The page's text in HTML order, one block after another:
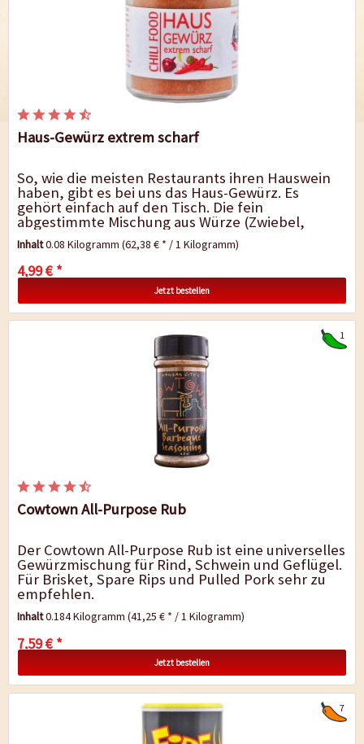
Haus-Gewürz extrem scharf
So, wie die meisten Restaurants ihren Hauswein
haben, gibt es bei uns das Haus-Gewürz. Es
gehört einfach auf den Tisch. Die fein
abgestimmte Mischung aus Würze (Zwiebel,
Knoblauch, Paprika, Oregano) und ordentlicher...
Inhalt0.08 Kilogramm(62,38 € * / 1 Kilogramm)
4,99 € *
Jetzt bestellen
1
Cowtown All-Purpose Rub
Der Cowtown All-Purpose Rub ist eine universelles
Gewürzmischung für Rind, Schwein und Geflügel.
Für Brisket, Spare Rips und Pulled Pork sehr zu
empfehlen.
Inhalt0.184 Kilogramm(41,25 € * / 1 Kilogramm)
7,59 € *
Jetzt bestellen
7